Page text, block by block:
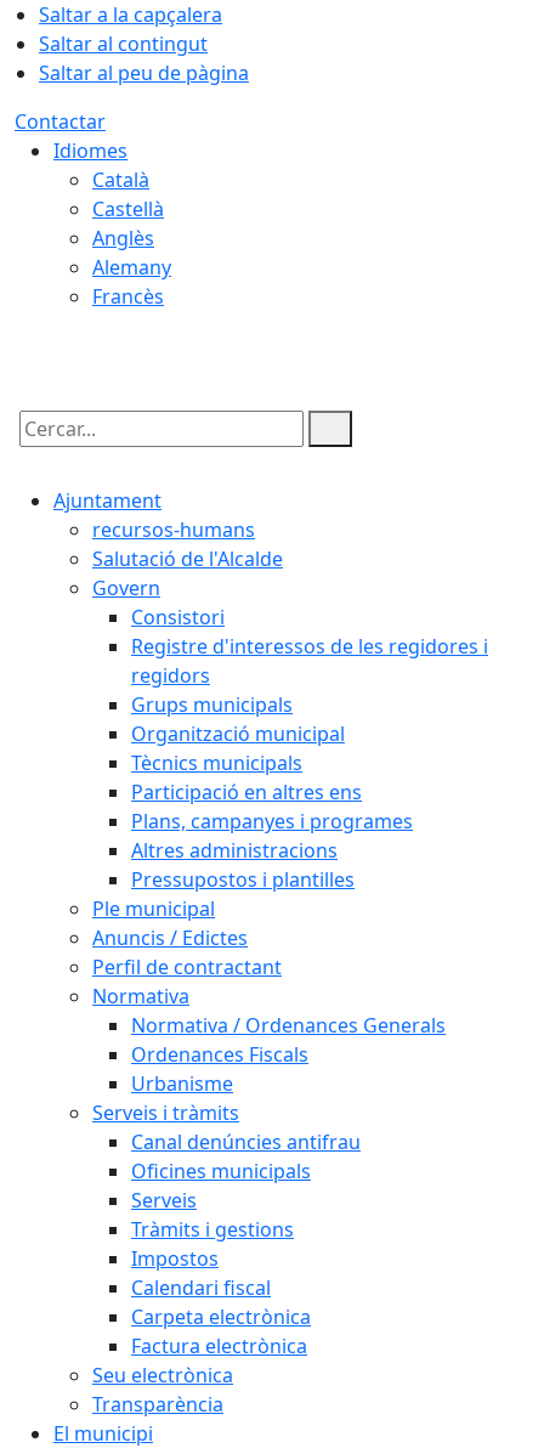
Saltar a la capçalera
Saltar al contingut
Saltar al peu de pàgina
Contactar
Idiomes
Català
Castellà
Anglès
Alemany
Francès
Cercar:
Ajuntament
recursos-humans
Salutació de l'Alcalde
Govern
Consistori
Registre d'interessos de les regidores i
regidors
Grups municipals
Organització municipal
Tècnics municipals
Participació en altres ens
Plans, campanyes i programes
Altres administracions
Pressupostos i plantilles
Ple municipal
Anuncis / Edictes
Perfil de contractant
Normativa
Normativa / Ordenances Generals
Ordenances Fiscals
Urbanisme
Serveis i tràmits
Canal denúncies antifrau
Oficines municipals
Serveis
Tràmits i gestions
Impostos
Calendari fiscal
Carpeta electrònica
Factura electrònica
Seu electrònica
Transparència
El municipi